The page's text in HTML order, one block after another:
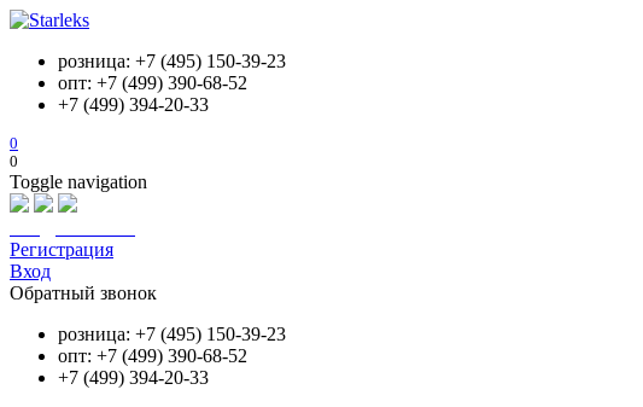
розница: +7 (495) 150-39-23
опт: +7 (499) 390-68-52
+7 (499) 394-20-33
0
0
Toggle navigation
Регистрация
Вход
Обратный звонок
розница: +7 (495) 150-39-23
опт: +7 (499) 390-68-52
+7 (499) 394-20-33